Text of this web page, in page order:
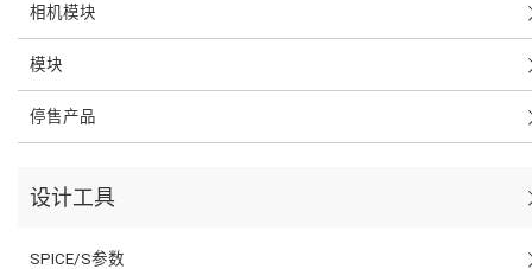
相机模块
模块
停售产品
设计工具
SPICE/S参数